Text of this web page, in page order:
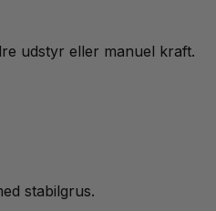
udstyr eller manuel kraft.
stabilgrus.